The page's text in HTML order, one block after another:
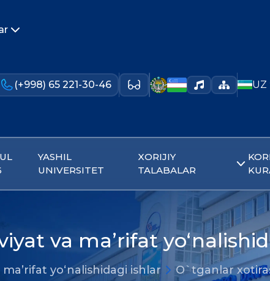
(+998) 65 221-30-46 UZ
YASHIL
UNIVERSITET
XORIJIY
TALABALAR
va ma’rifat
yo‘nalishidagi ishlar O`tganlar